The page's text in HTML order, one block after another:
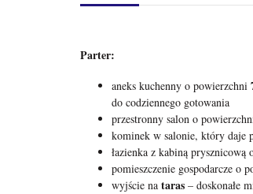
Parter:
aneks kuchenny o powierzchni
do codziennego gotowania
przestronny salon o
kominek w salonie, który daje
łazienka z kabiną prysznicową
pomieszczenie gospodarcze o
wyjście na taras – doskonałe